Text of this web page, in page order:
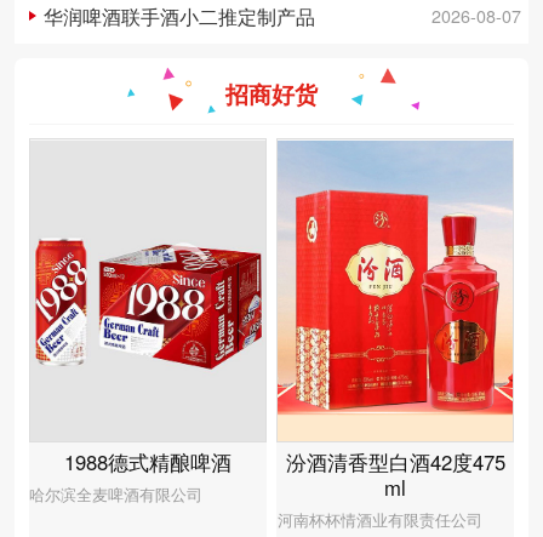
2026-08-07
华润啤酒联手酒小二推定制产品
招商好货
1988德式精酿啤酒
哈尔滨全麦啤酒有限公司
汾酒清香型白酒42度475
ml
河南杯杯情酒业有限责任公司